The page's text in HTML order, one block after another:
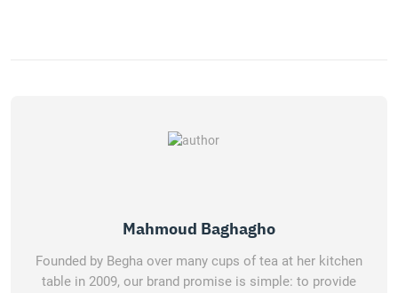
Mahmoud Baghagho
Founded by Begha over many cups of tea at her kitchen
table in 2009, our brand promise is simple: to provide